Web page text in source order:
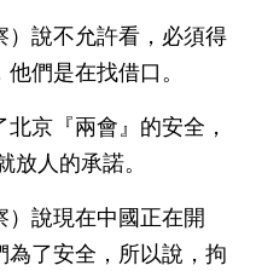
）說不允許看，必須得
們是在找借口。
京『兩會』的安全，
放人的承諾。
說現在中國正在開
為了安全，所以說，拘